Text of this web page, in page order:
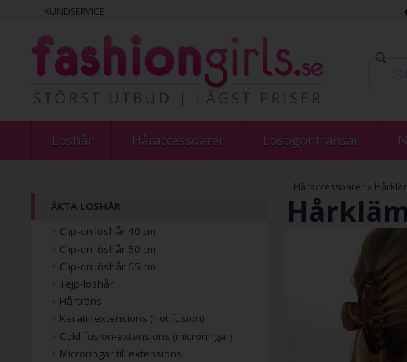
KUNDSERVICE
Löshår Håraccessoarer Lösögonfransar
Håraccessoarer »
ÄKTA LÖSHÅR
Clip-on löshår 40 cm
Clip-on löshår 50 cm
Clip-on löshår 65 cm
Tejp-löshår
Hårträns
Keratinextensions (hot fusion)
Cold fusion-extensions (microringar)
Microringar till extensions